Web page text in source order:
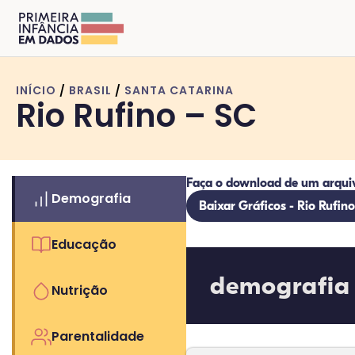
INÍCIO / BRASIL / SANTA CATARINA
Rio Rufino – SC
Demografia
Educação
Nutrição
Parentalidade
Faça o download de um
Baixar Gráficos - Rio
demografia